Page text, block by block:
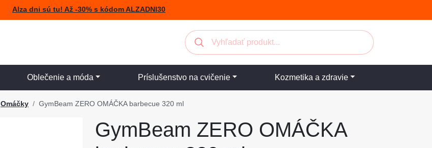
Alza dni sú tu! Až -30% s kódom ALZADNI30
Oblečenie a móda Príslušenstvo na cvičenie Kozmetika a zdravie
Omáčky GymBeam ZERO OMÁČKA barbecue 320 ml
GymBeam ZERO OMÁČKA